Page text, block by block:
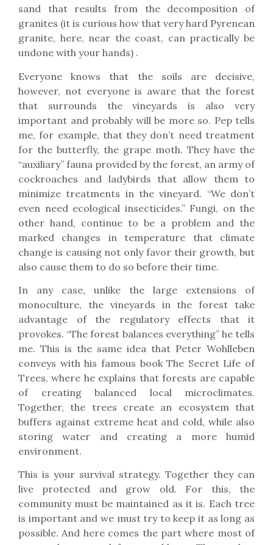
sand that results from the decomposition of
granites (it is curious how that very hard Pyrenean
granite, here, near the coast, can practically be
undone with your hands) .
Everyone knows that the soils are decisive,
however, not everyone is aware that the forest
that surrounds the vineyards is also very
important and probably will be more so. Pep tells
me, for example, that they don’t need treatment
for the butterfly, the grape moth. They have the
“auxiliary” fauna provided by the forest, an army of
cockroaches and ladybirds that allow them to
minimize treatments in the vineyard. “We don’t
even need ecological insecticides.” Fungi, on the
other hand, continue to be a problem and the
marked changes in temperature that climate
change is causing not only favor their growth, but
also cause them to do so before their time.
In any case, unlike the large extensions of
monoculture, the vineyards in the forest take
advantage of the regulatory effects that it
provokes. “The forest balances everything” he tells
me. This is the same idea that Peter Wohlleben
conveys with his famous book The Secret Life of
Trees, where he explains that forests are capable
of creating balanced local microclimates.
Together, the trees create an ecosystem that
buffers against extreme heat and cold, while also
storing water and creating a more humid
environment.
This is your survival strategy. Together they can
live protected and grow old. For this, the
community must be maintained as it is. Each tree
is important and we must try to keep it as long as
possible. And here comes the part where most of